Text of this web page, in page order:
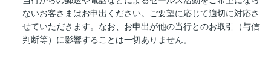
ないお客さまはお申出ください。ご要望に応じて適切に対応さ
せていただきます。なお、お申出が他の当行とのお取引（与信
判断等）に影響することは一切ありません。